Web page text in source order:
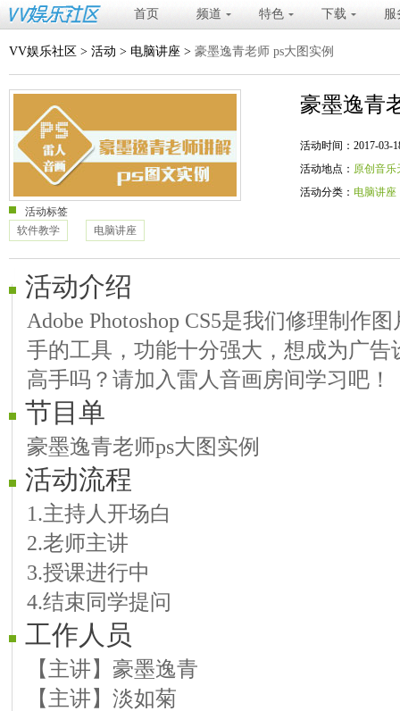
首页 频道 特色 下载 服
VV娱乐社区 > 活动 > 电脑讲座 > 豪墨逸青老师 ps大图实例
豪墨逸青
活动时间：2017-03-
活动地点： 原创音乐
活动分类： 电脑讲座
活动标签
软件教学
电脑讲座
活动介绍
Adobe Photoshop CS5是我们修理制作
手的工具，功能十分强大，想成为广
高手吗？请加入雷人音画房间学习吧！
节目单
豪墨逸青老师ps大图实例
活动流程
1.主持人开场白
2.老师主讲
3.授课进行中
4.结束同学提问
工作人员
【主讲】豪墨逸青
【主讲】淡如菊